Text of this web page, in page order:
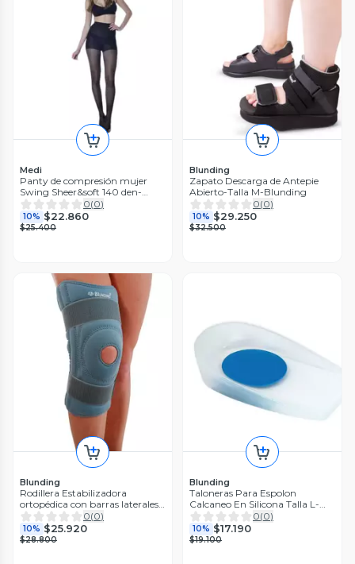
Medi
Panty de compresión mujer
Swing Sheer&soft 140 den-
Color Negro-Talla 1-Medi
0(0)
10% $22.860
$25.400
Blunding
Zapato Descarga de Antepie
Abierto-Talla M-Blunding
0(0)
10% $29.250
$32.500
Blunding
Rodillera Estabilizadora
ortopédica con barras laterales
Talla S-Blunding
0(0)
10% $25.920
$28.800
Blunding
Taloneras Para Espolon
Calcaneo En Silicona Talla L-
Blunding
0(0)
10% $17.190
$19.100